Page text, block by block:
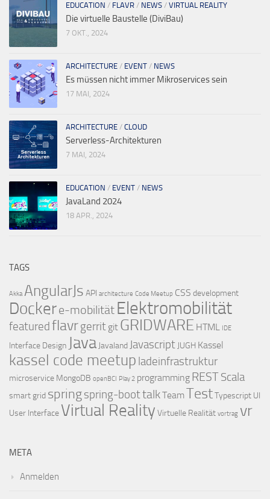
EDUCATION / FLAVR / NEWS / VIRTUAL REALITY
Die virtuelle Baustelle (DiviBau)
7 OKT., 2024
ARCHITECTURE / EVENT / NEWS
Es müssen nicht immer Mikroservices sein
17 MAI, 2024
ARCHITECTURE / CLOUD
Serverless-Architekturen
7 MAI, 2024
EDUCATION / EVENT / NEWS
JavaLand 2024
18 APR., 2024
TAGS
Akka AngularJs API architecture Code Meetup CSS development
Dockere-mobilität Elektromobilität
featured flavrgerrit git GRIDWARE HTML IDE
Interface Design Java Javaland Javascript JUGH Kassel
kassel code meetup ladeinfrastruktur
microservice MongoDB openBCI Play 2 programming RESTScala
smart grid springspring-boottalkTeamTestTypescript UI
User Interface Virtual Reality Virtuelle Realität vortrag vr
META
Anmelden